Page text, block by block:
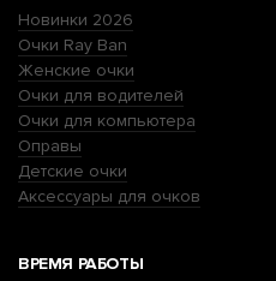
Новинки 2026
Очки Ray Ban
Женские очки
Очки для водителей
Очки для компьютера
Оправы
Детские очки
Аксессуары для очков
ВРЕМЯ РАБОТЫ